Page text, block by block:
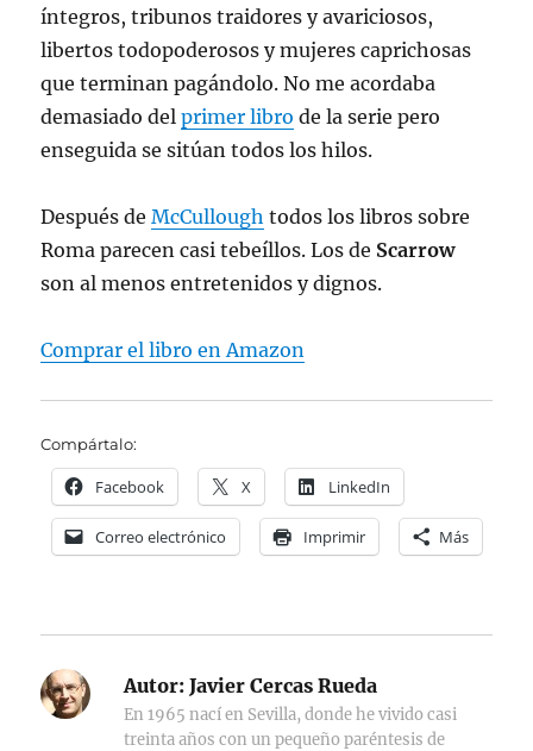
íntegros, tribunos traidores y avariciosos,
libertos todopoderosos y mujeres caprichosas
que terminan pagándolo. No me acordaba
demasiado delprimer libro de la serie pero
enseguida se sitúan todos los hilos.
Después deMcCullough todos los libros sobre
Roma parecen casi tebeíllos. Los de Scarrow
son al menos entretenidos y dignos.
Comprar el libro en Amazon
Compártalo:
Facebook X LinkedIn
Correo electrónico Imprimir Más
Autor: Javier Cercas Rueda
En 1965 nací en Sevilla, donde he vivido casi
treinta años con un pequeño paréntesis de